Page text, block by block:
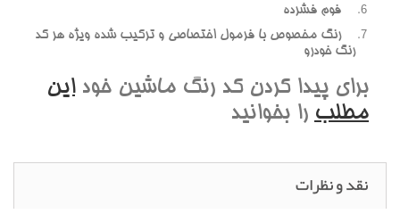
فوم فشرده
رنگ مخصوص با فرمول اختصاصي و ترکيب شده ويژه هر کد
رنگ خودرو
براي پيدا کردن کد رنگ ماشين خوداين
مطلب را بخوانيد
نقد و نظرات